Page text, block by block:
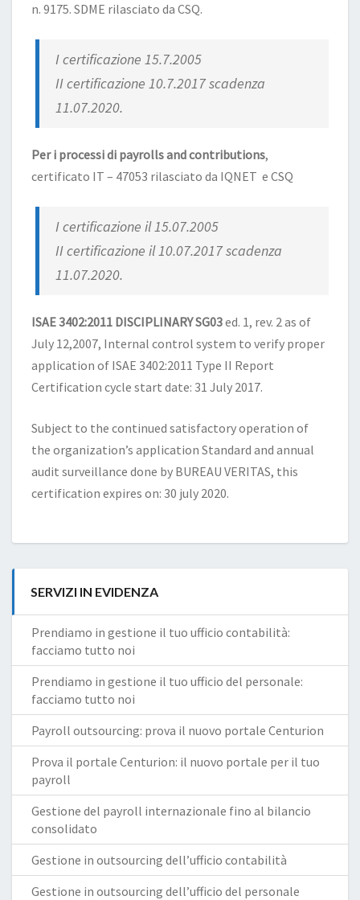
n. 9175. SDME rilasciato da CSQ.
I certificazione 15.7.2005
II certificazione 10.7.2017 scadenza
11.07.2020.
Per i processi di payrolls and contributions,
certificato IT – 47053 rilasciato da IQNET e CSQ
I certificazione il 15.07.2005
II certificazione il 10.07.2017 scadenza
11.07.2020.
ISAE 3402:2011 DISCIPLINARY SG03ed. 1, rev. 2 as of
July 12,2007, Internal control system to verify proper
application of ISAE 3402:2011 Type II Report
Certification cycle start date: 31 July 2017.
Subject to the continued satisfactory operation of
the organization’s application Standard and annual
audit surveillance done by BUREAU VERITAS, this
certification expires on: 30 july 2020.
SERVIZI IN EVIDENZA
Prendiamo in gestione il tuo ufficio contabilità:
facciamo tutto noi
Prendiamo in gestione il tuo ufficio del personale:
facciamo tutto noi
Payroll outsourcing: prova il nuovo portale Centurion
Prova il portale Centurion: il nuovo portale per il tuo
payroll
Gestione del payroll internazionale fino al bilancio
consolidato
Gestione in outsourcing dell’ufficio contabilità
Gestione in outsourcing dell’ufficio del personale